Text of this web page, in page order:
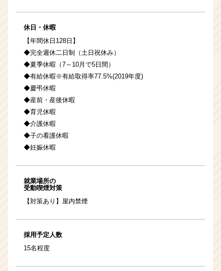
休日・休暇
【年間休日128日】
◆完全週休二日制（土日祝休み）
◆夏季休暇（7～10月で5日間）
◆有給休暇※有給取得率77.5%(2019年度)
◆慶弔休暇
◆産前・産後休暇
◆育児休暇
◆介護休暇
◆子の看護休暇
◆妊娠休暇
就業場所の
受動喫煙対策
【対策あり】屋内禁煙
採用予定人数
15名程度